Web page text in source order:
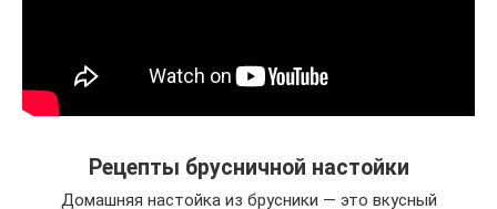
Рецепты брусничной настойки
Домашняя настойка из брусники — это вкусный